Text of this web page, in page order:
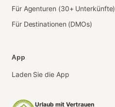
Für Agenturen (30+ Unterkünfte)
Für Destinationen (DMOs)
App
Laden Sie die App
Urlaub mit Vertrauen